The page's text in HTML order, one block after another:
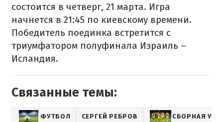
состоится в четверг, 21 марта. Игра
начнется в 21:45 по киевскому времени.
Победитель поединка встретится с
триумфатором полуфинала Израиль –
Исландия.
Связанные темы:
ФУТБОЛ СЕРГЕЙ РЕБРОВ СБОРНАЯ